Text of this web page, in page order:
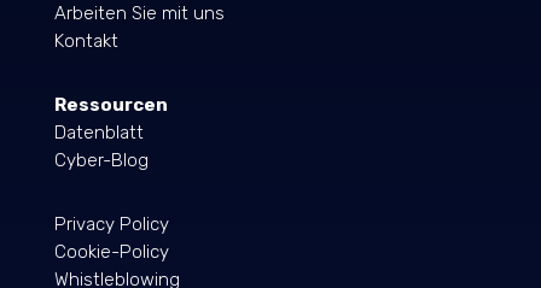
Arbeiten Sie mit uns
Kontakt
Ressourcen
Datenblatt
Cyber-Blog
Privacy Policy
Cookie-Policy
Whistleblowing